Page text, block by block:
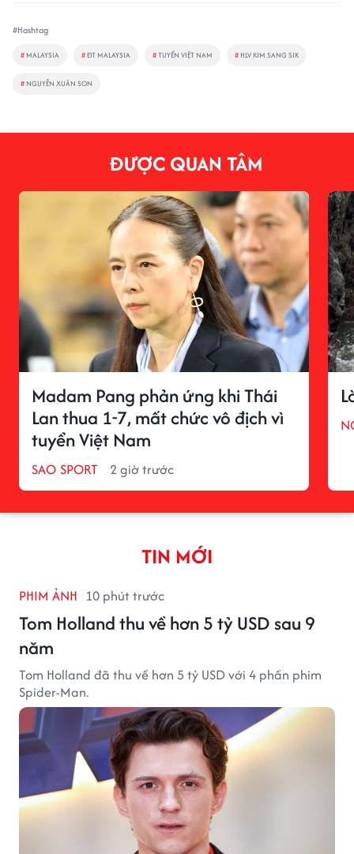
#Hashtag
# MALAYSIA #ĐT MALAYSIA #TUYỂN VIỆT NAM # HLV KIM SANG SIK
# NGUYỄN XUÂN SON
ĐƯỢC QUAN TÂM
Madam Pang phản ứng khi Thái
Lan thua 1-7, mất chức vô địch vì
tuyển Việt Nam
SAO SPORT 2 giờ trước
TIN MỚI
PHIM ẢNH 10 phút trước
Tom Holland thu về hơn 5 tỷ USD sau 9
năm
Tom Holland đã thu về hơn 5 tỷ USD với 4 phần phim
Spider-Man.